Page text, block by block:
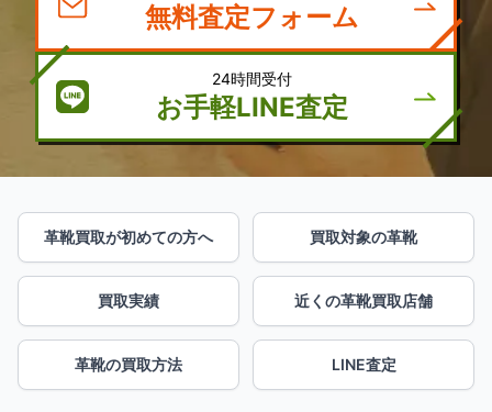
無料査定フォーム
24時間受付
お手軽LINE査定
革靴買取が初めての方へ 買取対象の革靴
買取実績 近くの革靴買取店舗
革靴の買取方法 LINE査定